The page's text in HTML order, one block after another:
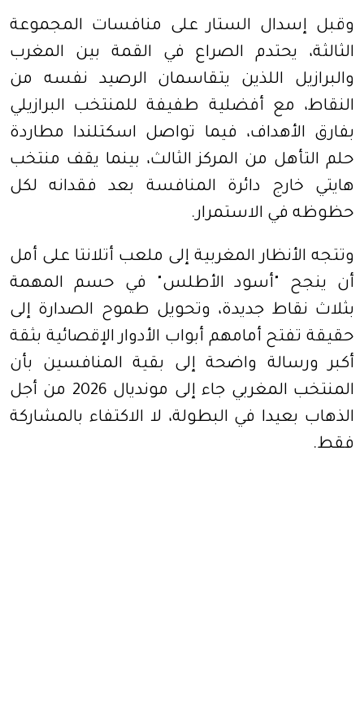
وقبل إسدال الستار على منافسات المجموعة
الثالثة، يحتدم الصراع في القمة بين المغرب
والبرازيل اللذين يتقاسمان الرصيد نفسه من
النقاط، مع أفضلية طفيفة للمنتخب البرازيلي
بفارق الأهداف، فيما تواصل اسكتلندا مطاردة
حلم التأهل من المركز الثالث، بينما يقف منتخب
هايتي خارج دائرة المنافسة بعد فقدانه لكل
حظوظه في الاستمرار.
وتتجه الأنظار المغربية إلى ملعب أتلانتا على أمل
أن ينجح "أسود الأطلس" في حسم المهمة
بثلاث نقاط جديدة، وتحويل طموح الصدارة إلى
حقيقة تفتح أمامهم أبواب الأدوار الإقصائية بثقة
أكبر ورسالة واضحة إلى بقية المنافسين بأن
المنتخب المغربي جاء إلى مونديال 2026 من أجل
الذهاب بعيدا في البطولة، لا الاكتفاء بالمشاركة
فقط.